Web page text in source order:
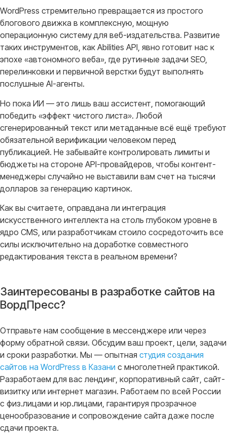
WordPress стремительно превращается из простого
блогового движка в комплексную, мощную
операционную систему для веб-издательства. Развитие
таких инструментов, как Abilities API, явно готовит нас к
эпохе «автономного веба», где рутинные задачи SEO,
перелинковки и первичной верстки будут выполнять
послушные AI-агенты.
Но пока ИИ — это лишь ваш ассистент, помогающий
победить «эффект чистого листа». Любой
сгенерированный текст или метаданные всё ещё требуют
обязательной верификации человеком перед
публикацией. Не забывайте контролировать лимиты и
бюджеты на стороне API-провайдеров, чтобы контент-
менеджеры случайно не выставили вам счет на тысячи
долларов за генерацию картинок.
Как вы считаете, оправдана ли интеграция
искусственного интеллекта на столь глубоком уровне в
ядро CMS, или разработчикам стоило сосредоточить все
силы исключительно на доработке совместного
редактирования текста в реальном времени?
Заинтересованы в разработке сайтов на
ВордПресс?
Отправьте нам сообщение в мессенджере или через
форму обратной связи. Обсудим ваш проект, цели, задачи
и сроки разработки. Мы — опытная студия создания
сайтов на WordPress в Казани с многолетней практикой.
Разработаем для вас лендинг, корпоративный сайт, сайт-
визитку или интернет магазин. Работаем по всей России
с физ.лицами и юр.лицами, гарантируя прозрачное
ценообразование и сопровождение сайта даже после
сдачи проекта.